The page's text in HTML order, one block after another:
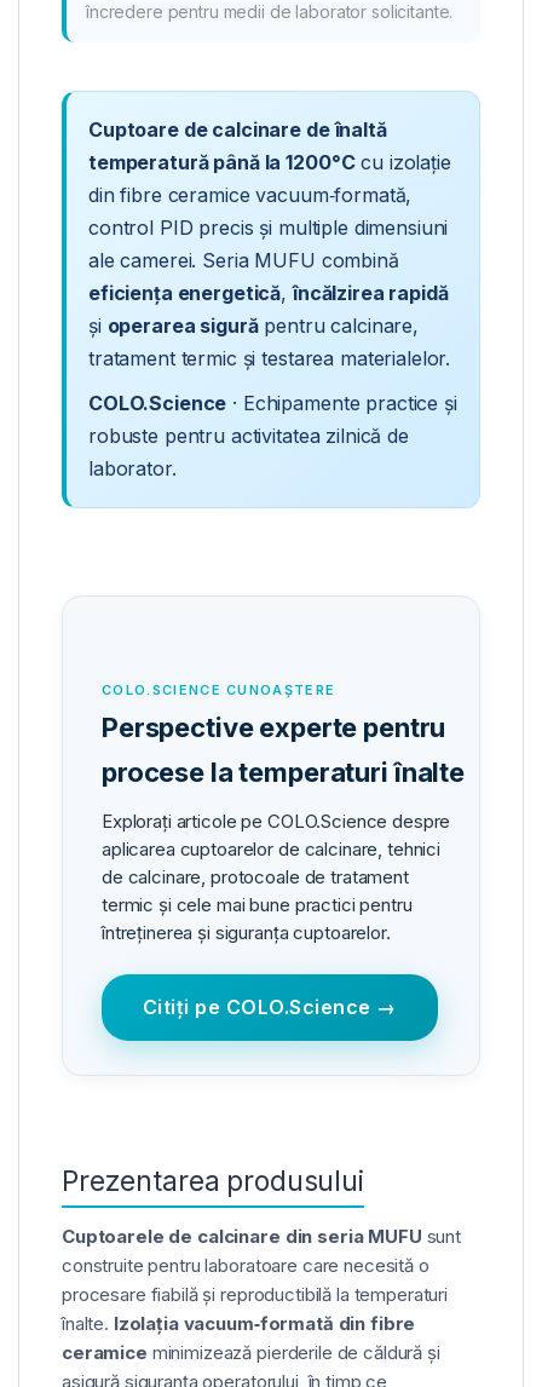
încredere pentru medii de laborator solicitante.
Cuptoare de calcinare de înaltă
temperatură până la 1200°Ccu izolație
din fibre ceramice vacuum‑formată,
control PID precis și multiple dimensiuni
ale camerei. Seria MUFU combină
eficiența energetică,încălzirea rapidă
și operarea sigurăpentru calcinare,
tratament termic și testarea materialelor.
COLO.Science · Echipamente practice și
robuste pentru activitatea zilnică de
laborator.
COLO.SCIENCE CUNOAȘTERE
Perspective experte pentru
procese la temperaturi înalte
Explorați articole pe COLO.Science despre
aplicarea cuptoarelor de calcinare, tehnici
de calcinare, protocoale de tratament
termic și cele mai bune practici pentru
întreținerea și siguranța cuptoarelor.
Citiți pe COLO.Science →
Prezentarea produsului
Cuptoarele de calcinare din seria MUFU sunt
construite pentru laboratoare care necesită o
procesare fiabilă și reproductibilă la temperaturi
înalte. Izolația vacuum‑formată din fibre
ceramice minimizează pierderile de căldură și
asigură siguranța operatorului, în timp ce